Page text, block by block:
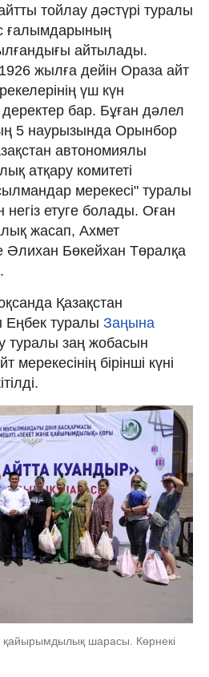
тойлау дәстүрі туралы
ғалымдарының
айтылады.
жылға дейін Ораза айт
үш күн
бар. Бұған дәлел
5 наурызында Орынбор
автономиялы
атқару комитеті
мерекесі" туралы
етуге болады. Оған
жасап, Ахмет
Әлихан Бөкейхан Төралқа
Қазақстан
Еңбек туралы Заңына
туралы заң жобасын
бірінші күні
қайырымдылық шарасы. Көрнекі